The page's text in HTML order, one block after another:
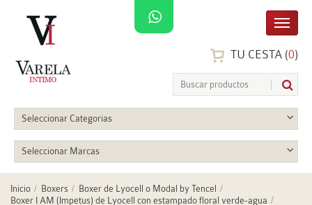
TU CESTA (0)
Seleccionar Categorias
Seleccionar Marcas
Inicio Boxers
Boxer de Lyocell o Modal by Tencel
Boxer I AM (Impetus) de Lyocell con estampado floral verde-agua